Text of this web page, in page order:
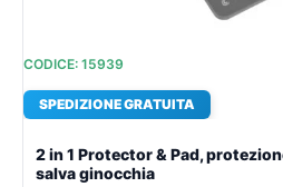
CODICE: 15939
SPEDIZIONE GRATUITA
2 in 1 Protector & Pad,
salva ginocchia